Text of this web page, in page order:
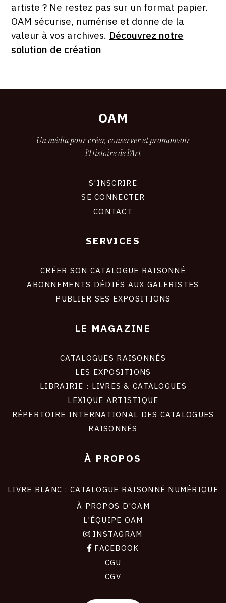
artiste ? Ne restez pas sur un format papier.
OAM sécurise, numérise et donne de la
valeur à vos archives. Découvrez notre
solution de création
OAM
Un média pour créer, conserver et promouvoir
l'Histoire de l'Art
S'INSCRIRE
SE CONNECTER
CONTACT
SERVICES
CRÉER SON CATALOGUE RAISONNÉ
ABONNEMENTS DÉDIÉS AUX GALERISTES
PUBLIER SES EXPOSITIONS
LE MAGAZINE
CATALOGUES RAISONNÉS
LES EXPOSITIONS
LIBRAIRIE : LIVRES & CATALOGUES
LEXIQUE ARTISTIQUE
RÉPERTOIRE INTERNATIONAL DES CATALOGUES
RAISONNÉS
À PROPOS
LIVRE BLANC : CATALOGUE RAISONNÉ NUMÉRIQUE
À PROPOS D'OAM
L'ÉQUIPE OAM
INSTAGRAM
FACEBOOK
CGU
CGV